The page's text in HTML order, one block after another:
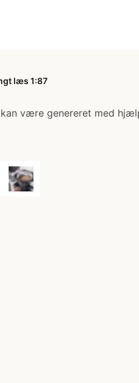
læs 1:87
være genereret med